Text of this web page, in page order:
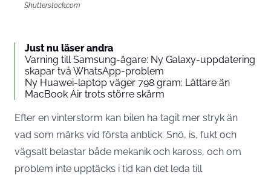
Shutterstock.com
Just nu läser andra
Varning till Samsung-ägare: Ny Galaxy-uppdatering
skapar två WhatsApp-problem
Ny Huawei-laptop väger 798 gram: Lättare än
MacBook Air trots större skärm
Efter en vinterstorm kan bilen ha tagit mer stryk än
vad som märks vid första anblick. Snö, is, fukt och
vägsalt belastar både mekanik och kaross, och om
problem inte upptäcks i tid kan det leda till